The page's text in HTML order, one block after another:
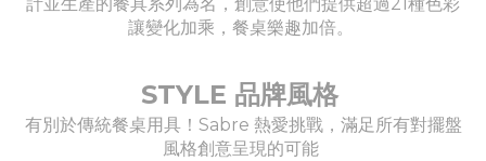
讓變化加乘，餐桌樂趣加倍。
STYLE 品牌風格
有別於傳統餐桌用具！Sabre 熱愛挑戰，滿足所有對擺盤
風格創意呈現的可能